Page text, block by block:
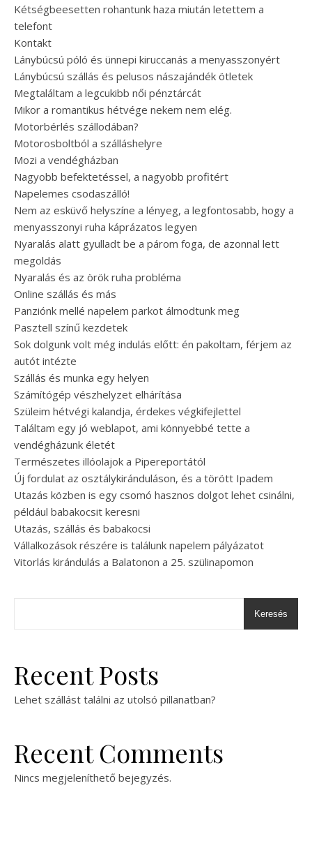
Kétségbeesetten rohantunk haza miután letettem a
telefont
Kontakt
Lánybúcsú póló és ünnepi kiruccanás a menyasszonyért
Lánybúcsú szállás és pelusos nászajándék ötletek
Megtaláltam a legcukibb női pénztárcát
Mikor a romantikus hétvége nekem nem elég.
Motorbérlés szállodában?
Motorosboltból a szálláshelyre
Mozi a vendégházban
Nagyobb befektetéssel, a nagyobb profitért
Napelemes csodaszálló!
Nem az esküvő helyszíne a lényeg, a legfontosabb, hogy a
menyasszonyi ruha káprázatos legyen
Nyaralás alatt gyulladt be a párom foga, de azonnal lett
megoldás
Nyaralás és az örök ruha probléma
Online szállás és más
Panziónk mellé napelem parkot álmodtunk meg
Pasztell színű kezdetek
Sok dolgunk volt még indulás előtt: én pakoltam, férjem az
autót intézte
Szállás és munka egy helyen
Számítógép vészhelyzet elhárítása
Szüleim hétvégi kalandja, érdekes végkifejlettel
Találtam egy jó weblapot, ami könnyebbé tette a
vendégházunk életét
Természetes illóolajok a Pipereportától
Új fordulat az osztálykiránduláson, és a törött Ipadem
Utazás közben is egy csomó hasznos dolgot lehet csinálni,
például babakocsit keresni
Utazás, szállás és babakocsi
Vállalkozások részére is találunk napelem pályázatot
Vitorlás kirándulás a Balatonon a 25. szülinapomon
Keresés
Recent Posts
Lehet szállást találni az utolsó pillanatban?
Recent Comments
Nincs megjeleníthető bejegyzés.